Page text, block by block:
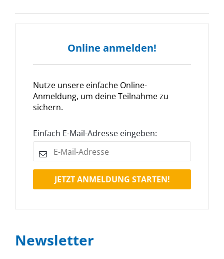
Newsletter
Online anmelden!
Nutze unsere einfache Online-
Anmeldung, um deine Teilnahme zu
sichern.
Einfach E-Mail-Adresse eingeben:
JETZT ANMELDUNG STARTEN!